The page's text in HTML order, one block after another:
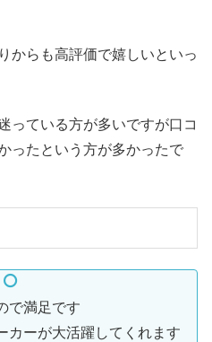
からも高評価で嬉しいといっ
っている方が多いですが口コ
ったという方が多かったで
で満足です
カーが大活躍してくれます